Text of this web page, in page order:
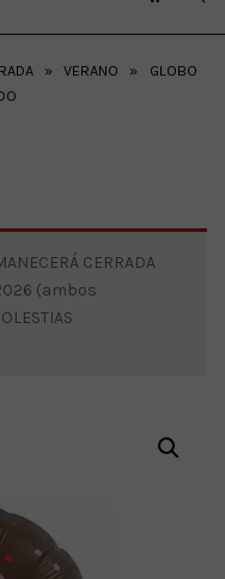
» VERANO »
GLOBO
CERRADA
(ambos